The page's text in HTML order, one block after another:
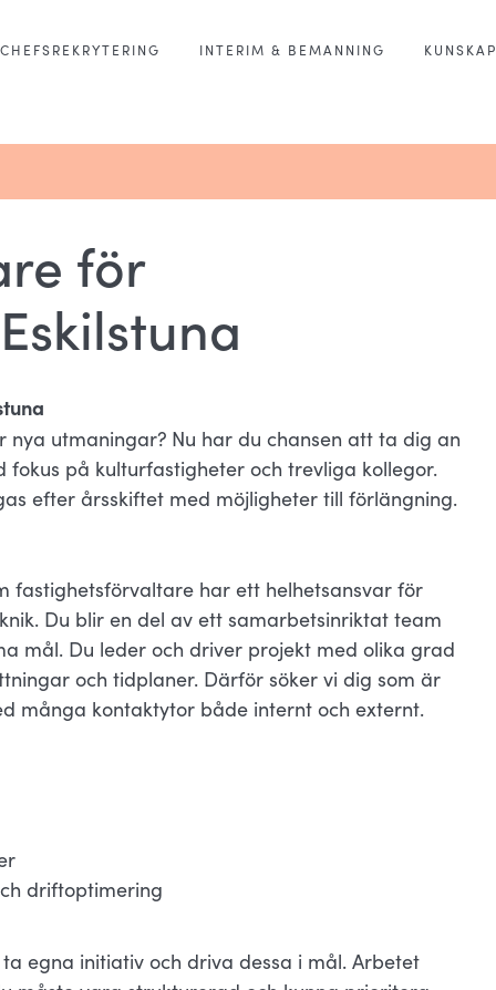
CHEFSREKRYTERING INTERIM & BEMANNING KUNSKAP
för
nya utmaningar? Nu har du chansen att ta dig an
på kulturfastigheter och trevliga kollegor.
efter årsskiftet med möjligheter till förlängning.
fastighetsförvaltare har ett helhetsansvar för
Du blir en del av ett samarbetsinriktat team
mål. Du leder och driver projekt med olika grad
och tidplaner. Därför söker vi dig som är
många kontaktytor både internt och externt.
driftoptimering
egna initiativ och driva dessa i mål. Arbetet